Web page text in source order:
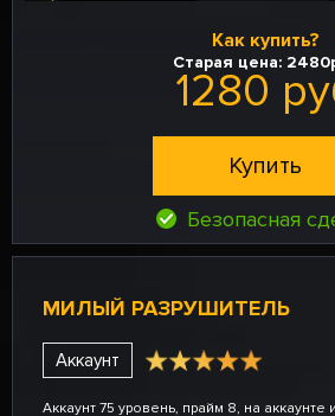
Как купить?
Старая цена:
1280
Купить
Безопасная
МИЛЫЙ РАЗРУШИТЕЛЬ
Аккаунт
Аккаунт 75 уровень, прайм 8, на аккаунте